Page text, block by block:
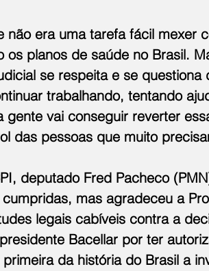
não era uma tarefa fácil mexer
os planos de saúde no Brasil.
se respeita e se
trabalhando, tentando
gente vai conseguir reverter
das pessoas que muito
deputado Fred Pacheco
mas agradeceu a
legais cabíveis contra a
Bacellar por ter
da história do Brasil a